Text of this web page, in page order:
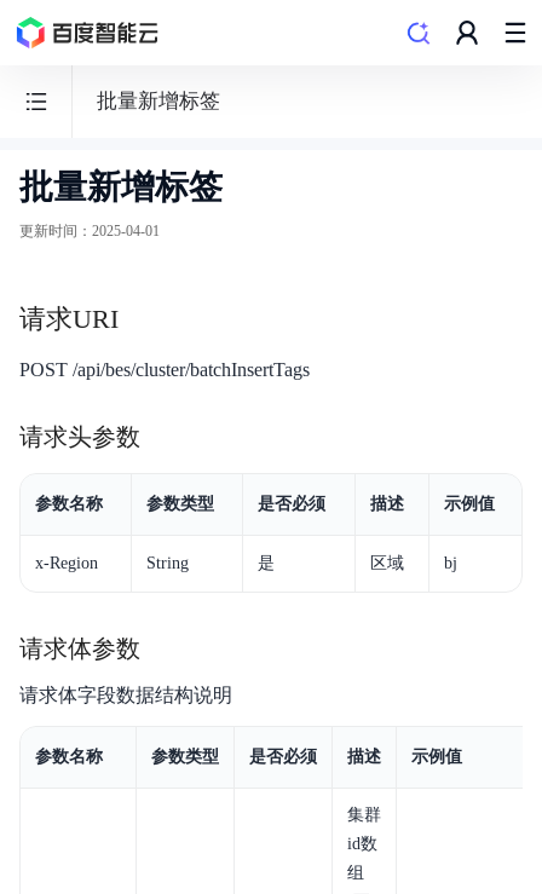
批量新增标签
Elasticsearch
BES
功能发布记录
增强特性
批量新增标签
更新时间 ： 2025-04-01
请求URI
POST /api/bes/cluster/batchInsertTags
请求头参数
参数名称 参数类型 是否必须 描述 示例值
x-Region String 是 区域 bj
请求体参数
请求体字段数据结构说明
参数名称 参数类型 是否必须 描述 示例值
集群
id数
组